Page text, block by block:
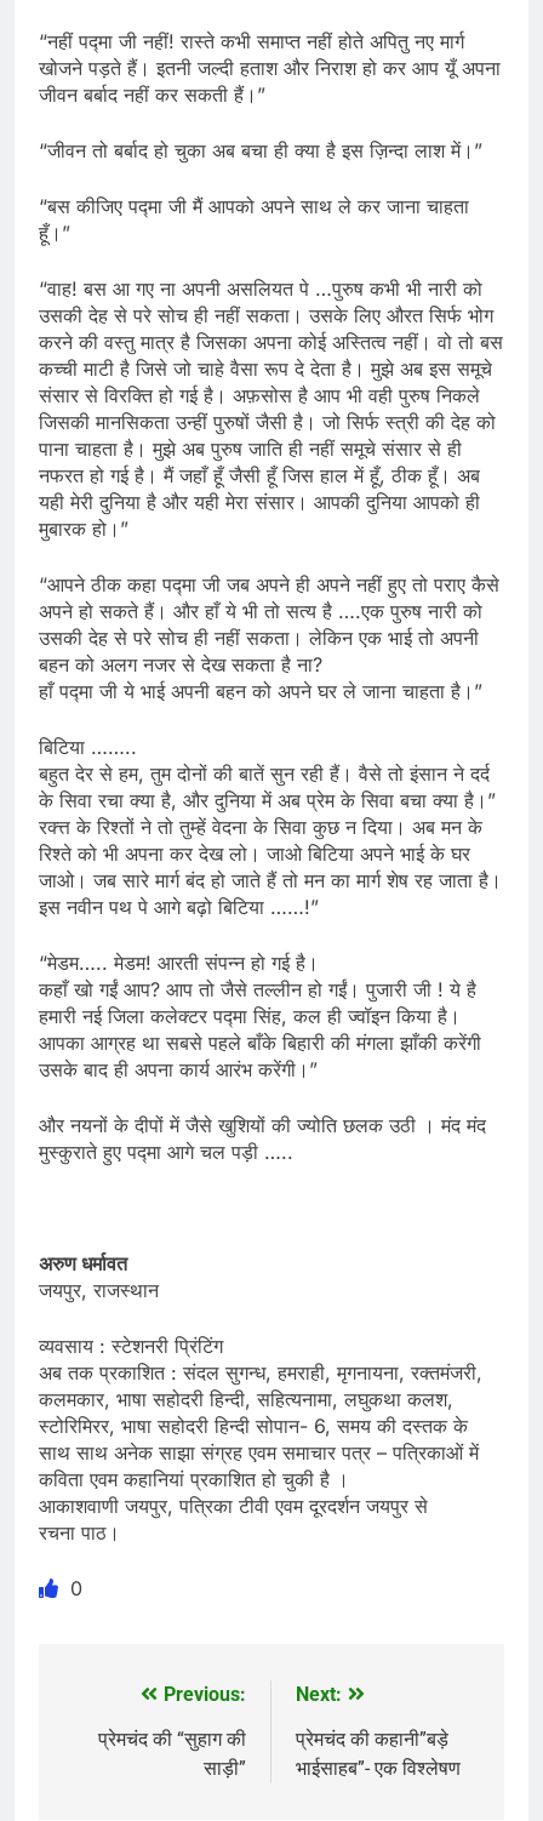
“नहीं पद्मा जी नहीं! रास्ते कभी समाप्त नहीं होते अपितु नए मार्ग
खोजने पड़ते हैं। इतनी जल्दी हताश और निराश हो कर आप यूँ अपना
जीवन बर्बाद नहीं कर सकती हैं।”
“जीवन तो बर्बाद हो चुका अब बचा ही क्या है इस ज़िन्दा लाश में।”
“बस कीजिए पद्मा जी मैं आपको अपने साथ ले कर जाना चाहता
हूँ।”
“वाह! बस आ गए ना अपनी असलियत पे …पुरुष कभी भी नारी को
उसकी देह से परे सोच ही नहीं सकता। उसके लिए औरत सिर्फ भोग
करने की वस्तु मात्र है जिसका अपना कोई अस्तित्व नहीं। वो तो बस
कच्ची माटी है जिसे जो चाहे वैसा रूप दे देता है। मुझे अब इस समूचे
संसार से विरक्ति हो गई है। अफ़सोस है आप भी वही पुरुष निकले
जिसकी मानसिकता उन्हीं पुरुषों जैसी है। जो सिर्फ स्त्री की देह को
पाना चाहता है। मुझे अब पुरुष जाति ही नहीं समूचे संसार से ही
नफरत हो गई है। मैं जहाँ हूँ जैसी हूँ जिस हाल में हूँ, ठीक हूँ। अब
यही मेरी दुनिया है और यही मेरा संसार। आपकी दुनिया आपको ही
मुबारक हो।”
“आपने ठीक कहा पद्मा जी जब अपने ही अपने नहीं हुए तो पराए कैसे
अपने हो सकते हैं। और हाँ ये भी तो सत्य है ….एक पुरुष नारी को
उसकी देह से परे सोच ही नहीं सकता। लेकिन एक भाई तो अपनी
बहन को अलग नजर से देख सकता है ना?
हाँ पद्मा जी ये भाई अपनी बहन को अपने घर ले जाना चाहता है।”
बिटिया ……..
बहुत देर से हम, तुम दोनों की बातें सुन रही हैं। वैसे तो इंसान ने दर्द
के सिवा रचा क्या है, और दुनिया में अब प्रेम के सिवा बचा क्या है।”
रक्त्त के रिश्तों ने तो तुम्हें वेदना के सिवा कुछ न दिया। अब मन के
रिश्ते को भी अपना कर देख लो। जाओ बिटिया अपने भाई के घर
जाओ। जब सारे मार्ग बंद हो जाते हैं तो मन का मार्ग शेष रह जाता है।
इस नवीन पथ पे आगे बढ़ो बिटिया ……!”
“मेडम….. मेडम! आरती संपन्न हो गई है।
कहाँ खो गईं आप? आप तो जैसे तल्लीन हो गईं। पुजारी जी ! ये है
हमारी नई जिला कलेक्टर पद्मा सिंह, कल ही ज्वॉइन किया है।
आपका आग्रह था सबसे पहले बाँके बिहारी की मंगला झाँकी करेंगी
उसके बाद ही अपना कार्य आरंभ करेंगी।”
और नयनों के दीपों में जैसे खुशियों की ज्योति छलक उठी । मंद मंद
मुस्कुराते हुए पद्मा आगे चल पड़ी …..
अरुण धर्मावत
जयपुर, राजस्थान
व्यवसाय : स्टेशनरी प्रिंटिंग
अब तक प्रकाशित : संदल सुगन्ध, हमराही, मृगनायना, रक्तमंजरी,
कलमकार, भाषा सहोदरी हिन्दी, सहित्यनामा, लघुकथा कलश,
स्टोरिमिरर, भाषा सहोदरी हिन्दी सोपान- 6, समय की दस्तक के
साथ साथ अनेक साझा संग्रह एवम समाचार पत्र – पत्रिकाओं में
कविता एवम कहानियां प्रकाशित हो चुकी है ।
आकाशवाणी जयपुर, पत्रिका टीवी एवम दूरदर्शन जयपुर से
रचना पाठ।
0
navigation
Previous:
प्रेमचंद की “सुहाग की
साड़ी”
Next:
प्रेमचंद की कहानी”बड़े
भाईसाहब”- एक विश्लेषण